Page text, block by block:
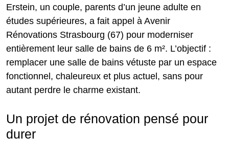
Erstein, un couple, parents d’un jeune adulte en
études supérieures, a fait appel à Avenir
Rénovations Strasbourg (67) pour moderniser
entièrement leur salle de bains de 6 m². L’objectif :
remplacer une salle de bains vétuste par un espace
fonctionnel, chaleureux et plus actuel, sans pour
autant perdre le charme existant.
Un projet de rénovation pensé pour
durer